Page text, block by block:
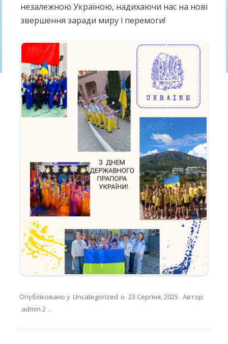
незалежною Україною, надихаючи нас на нові
звершення заради миру і перемоги!
Опубліковано у Uncategorized о 23 Серпня, 2025 Автор:
admin 2 .